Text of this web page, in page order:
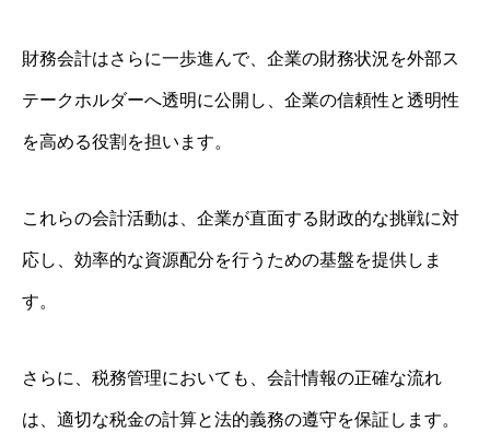
財務会計はさらに一歩進んで、企業の財務状況を外部ス
テークホルダーへ透明に公開し、企業の信頼性と透明性
を高める役割を担います。
これらの会計活動は、企業が直面する財政的な挑戦に対
応し、効率的な資源配分を行うための基盤を提供しま
す。
さらに、税務管理においても、会計情報の正確な流れ
は、適切な税金の計算と法的義務の遵守を保証します。